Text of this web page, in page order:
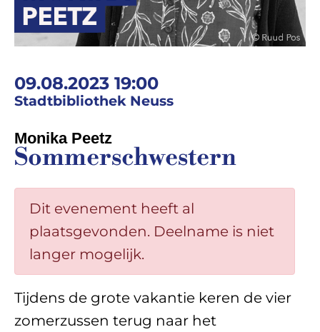
09.08.2023 19:00
Stadtbibliothek Neuss
Monika Peetz
Sommerschwestern
Dit evenement heeft al
plaatsgevonden. Deelname is niet
langer mogelijk.
Tijdens de grote vakantie keren de vier
zomerzussen terug naar het